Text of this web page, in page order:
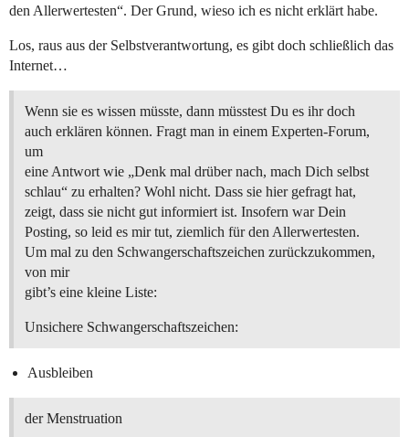
den Allerwertesten“. Der Grund, wieso ich es nicht erklärt habe.
Los, raus aus der Selbstverantwortung, es gibt doch schließlich das
Internet…
Wenn sie es wissen müsste, dann müsstest Du es ihr doch
auch erklären können. Fragt man in einem Experten-Forum,
um
eine Antwort wie „Denk mal drüber nach, mach Dich selbst
schlau“ zu erhalten? Wohl nicht. Dass sie hier gefragt hat,
zeigt, dass sie nicht gut informiert ist. Insofern war Dein
Posting, so leid es mir tut, ziemlich für den Allerwertesten.
Um mal zu den Schwangerschaftszeichen zurückzukommen,
von mir
gibt’s eine kleine Liste:
Unsichere Schwangerschaftszeichen:
Ausbleiben
der Menstruation